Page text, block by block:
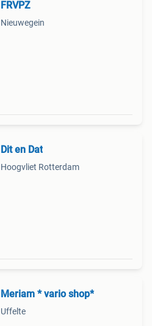
FRVPZ
Nieuwegein
Dit en Dat
Hoogvliet Rotterdam
Meriam * vario shop*
Uffelte